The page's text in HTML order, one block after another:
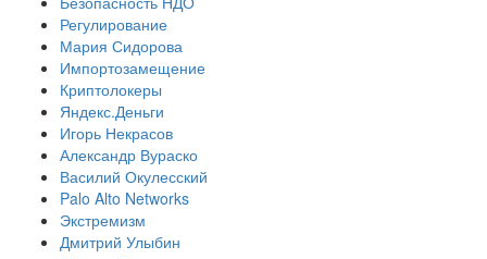
Регулирование
Мария Сидорова
Импортозамещение
Криптолокеры
Яндекс.Деньги
Игорь Некрасов
Александр Вураско
Василий Окулесский
Palo Alto Networks
Экстремизм
Дмитрий Улыбин